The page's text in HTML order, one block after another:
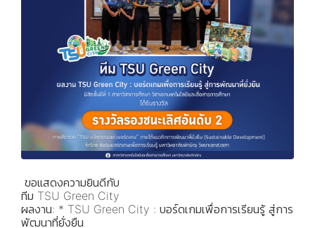
ขอแสดงความยินดีกับ
ทีม TSU Green City
ผลงาน: * TSU Green City : บอร์ดเกมเพื่อการเรียนรู้ สู่การ
พัฒนาที่ยั่งยืน